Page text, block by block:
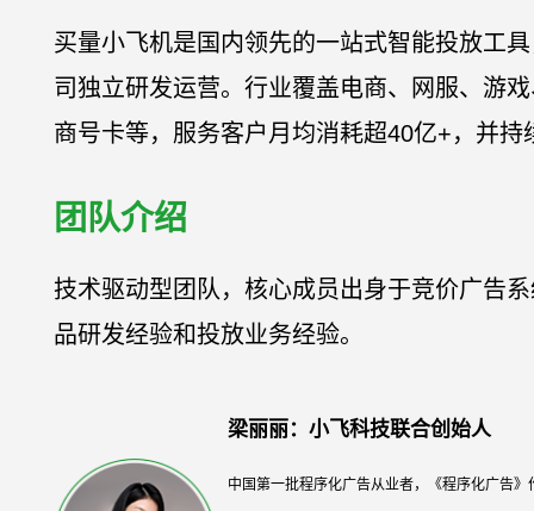
买量小飞机是国内领先的一站式智能投放工
司独立研发运营。行业覆盖电商、网服、游
商号卡等，服务客户月均消耗超40亿+，并持
团队介绍
技术驱动型团队，核心成员出身于竞价广告
品研发经验和投放业务经验。
梁丽丽：小飞科技联合创始人
中国第一批程序化广告从业者，《程序化广告》